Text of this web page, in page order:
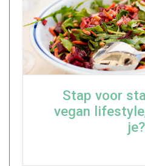
Stap voor
vegan
je?